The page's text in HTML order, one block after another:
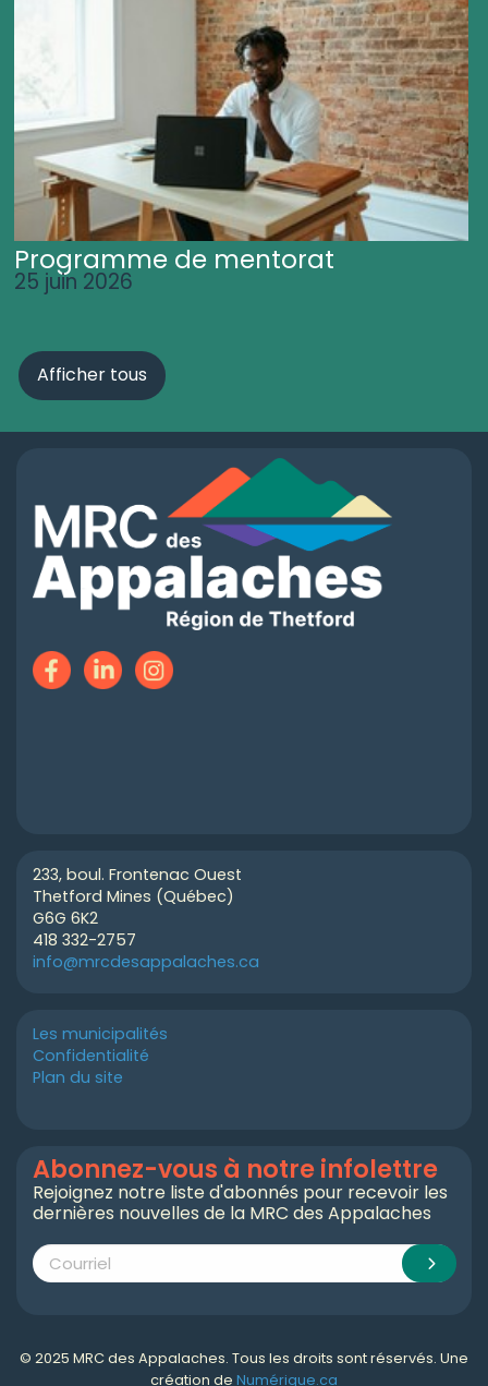
Programme de mentorat
25 juin 2026
Afficher tous
233, boul. Frontenac Ouest
Thetford Mines (Québec)
G6G 6K2
418 332-2757
info@mrcdesappalaches.ca
Les municipalités
Confidentialité
Plan du site
Abonnez-vous à notre infolettre
Rejoignez notre liste d'abonnés pour recevoir les
dernières nouvelles de la MRC des Appalaches
© 2025 MRC des Appalaches. Tous les droits sont réservés. Une
création de Numérique.ca